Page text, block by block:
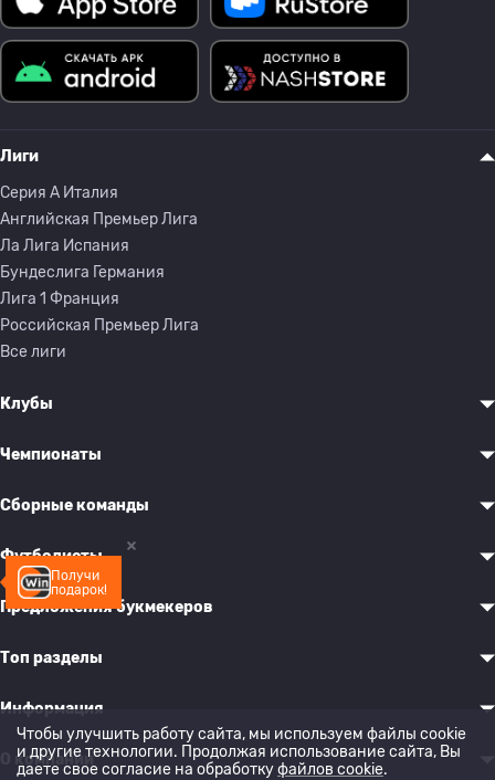
Получи
подарок!
Лиги
Серия A Италия
Английская Премьер Лига
Ла Лига Испания
Бундеслига Германия
Лига 1 Франция
Российская Премьер Лига
Все лиги
Клубы
Чемпионаты
Сборные команды
Футболисты
Предложения букмекеров
Топ разделы
Информация
О компании
Чтобы улучшить работу сайта, мы используем файлы cookie
и другие технологии. Продолжая использование сайта, Вы
даете свое согласие на обработкуфайлов cookie.